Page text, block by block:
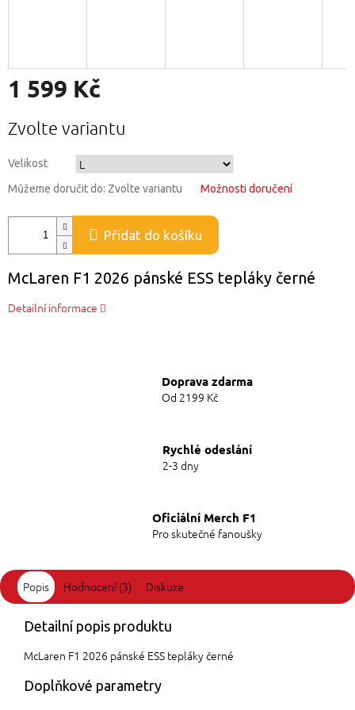
1 599 Kč
cena:
Zvolte variantu
Velikost
Můžeme doručit do: Zvolte variantu Možnosti doručení
Přidat do košíku
McLaren F1 2026 pánské ESS tepláky černé
Detailní informace
Doprava zdarma
Od 2199 Kč
Rychlé odeslání
2-3 dny
Oficiální Merch F1
Pro skutečné fanoušky
Popis Hodnocení (3) Diskuze
Detailní popis produktu
McLaren F1 2026 pánské ESS tepláky černé
Doplňkové parametry